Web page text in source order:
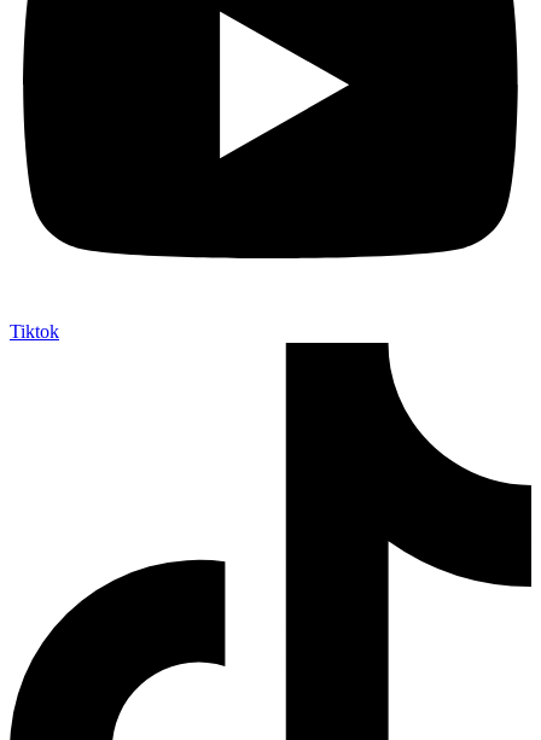
Tiktok